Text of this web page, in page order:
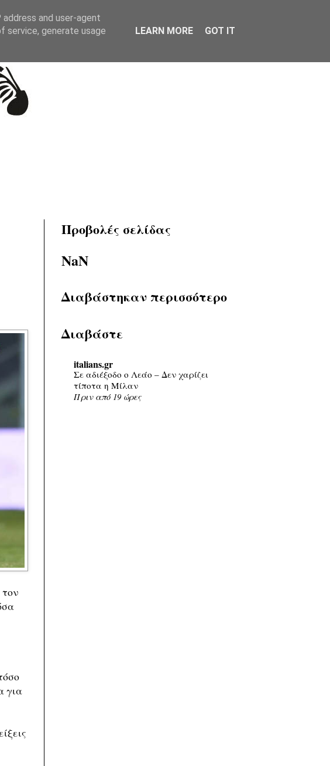
για
Προβολές σελίδας
NaN
Διαβάστηκαν περισσότερο
Διαβάστε
italians.gr
Σε αδιέξοδο ο Λεάο – Δεν χαρίζει
τίποτα η Μίλαν
Πριν από 19 ώρες
and user-agent
service, generate usage
LEARN MORE GOT IT